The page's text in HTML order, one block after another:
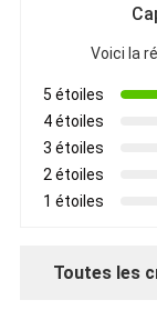
Voici la
5 étoiles
4 étoiles
3 étoiles
2 étoiles
1 étoiles
Toutes les